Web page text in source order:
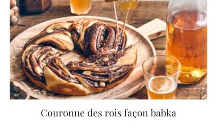
Couronne des rois façon babka